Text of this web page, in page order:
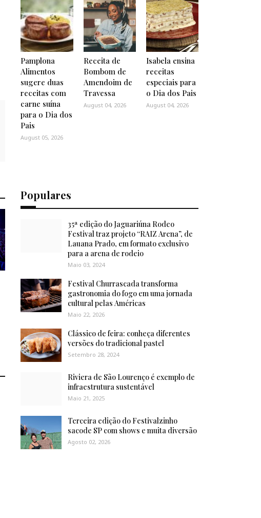
Pamplona
Alimentos
sugere duas
receitas com
carne suína
para o Dia dos
Pais
August 05, 2026
Receita de
Bombom de
Amendoim de
Travessa
August 04, 2026
Isabela ensina
receitas
especiais para
o Dia dos Pais
August 04, 2026
Populares
35ª edição do Jaguariúna Rodeo
Festival traz projeto “RAIZ Arena”, de
Lauana Prado, em formato exclusivo
para a arena de rodeio
Maio 03, 2024
Festival Churrascada transforma
gastronomia do fogo em uma jornada
cultural pelas Américas
Maio 22, 2026
Clássico de feira: conheça diferentes
versões do tradicional pastel
Setembro 28, 2024
Riviera de São Lourenço é exemplo de
infraestrutura sustentável
Maio 21, 2025
Terceira edição do Festivalzinho
sacode SP com shows e muita diversão
Agosto 02, 2026